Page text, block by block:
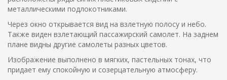
металлическими подлокотниками.
Через окно открывается вид на взлетную полосу и небо.
Также виден взлетающий пассажирский самолет. На заднем
плане видны другие самолеты разных цветов.
Изображение выполнено в мягких, пастельных тонах, что
придает ему спокойную и созерцательную атмосферу.